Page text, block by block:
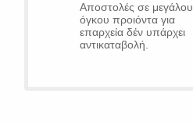
Αποστολές σε μεγάλου
όγκου προιόντα για
επαρχεία δέν υπάρχει
αντικαταβολή.